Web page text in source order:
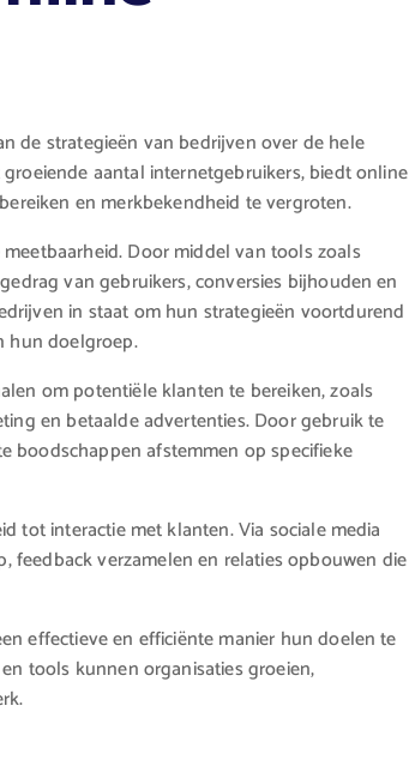
de strategieën van bedrijven over de hele
aantal internetgebruikers, biedt online
en merkbekendheid te vergroten.
Door middel van tools zoals
van gebruikers, conversies bijhouden en
in staat om hun strategieën voortdurend
hun doelgroep.
om potentiële klanten te bereiken, zoals
en betaalde advertenties. Door gebruik te
boodschappen afstemmen op specifieke
tot interactie met klanten. Via sociale media
verzamelen en relaties opbouwen die
effectieve en efficiënte manier hun doelen te
tools kunnen organisaties groeien,